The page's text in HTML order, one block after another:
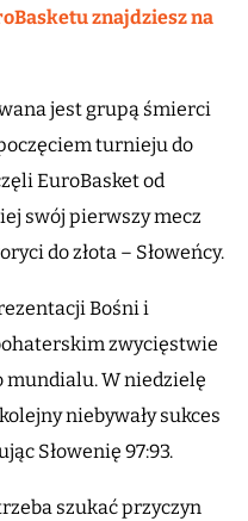
znajdziesz na
jest grupą śmierci
turnieju do
EuroBasket od
swój pierwszy mecz
do złota – Słoweńcy.
Bośni i
zwycięstwie
mundialu. W niedzielę
niebywały sukces
Słowenię 97:93.
szukać przyczyn